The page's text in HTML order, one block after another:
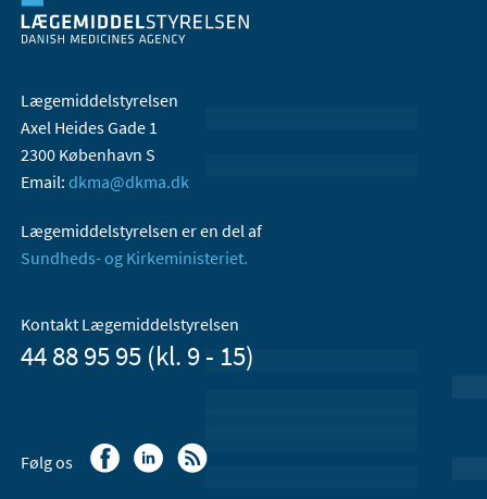
Lægemiddelstyrelsen
Axel Heides Gade 1
2300 København S
Email: dkma@dkma.dk
Lægemiddelstyrelsen er en del af
Sundheds- og Kirkeministeriet.
Kontakt Lægemiddelstyrelsen
44 88 95 95 (kl. 9 - 15)
Følg os